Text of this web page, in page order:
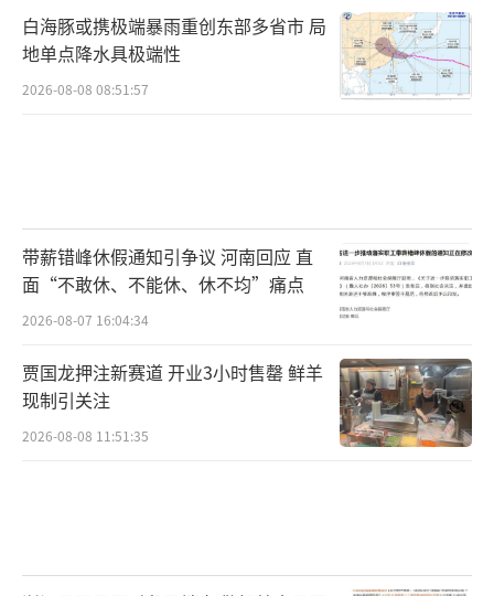
白海豚或携极端暴雨重创东部多省市 局
地单点降水具极端性
2026-08-08 08:51:57
带薪错峰休假通知引争议 河南回应 直
面“不敢休、不能休、休不均”痛点
2026-08-07 16:04:34
贾国龙押注新赛道 开业3小时售罄 鲜羊
现制引关注
2026-08-08 11:51:35